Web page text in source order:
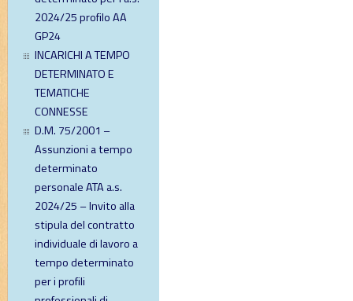
2024/25 profilo AA
GP24
INCARICHI A TEMPO
DETERMINATO E
TEMATICHE
CONNESSE
D.M. 75/2001 –
Assunzioni a tempo
determinato
personale ATA a.s.
2024/25 – Invito alla
stipula del contratto
individuale di lavoro a
tempo determinato
per i profili